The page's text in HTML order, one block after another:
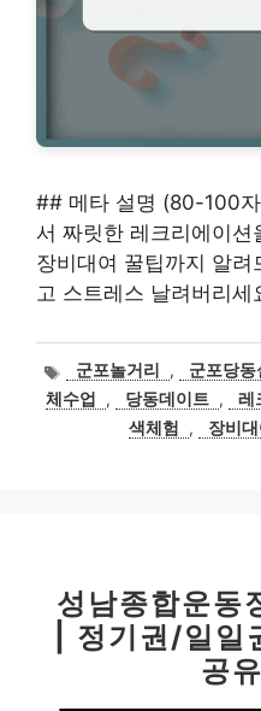
## 메타 설명 (80-100
서 짜릿한 레크리에이
장비대여 꿀팁까지 알
고 스트레스 날려버리세
태
그
군포놀거리 , 군포당
체수업
, 당동데이트 , 레
색체험
, 장비
성남종합운동
| 정기권/일일
공